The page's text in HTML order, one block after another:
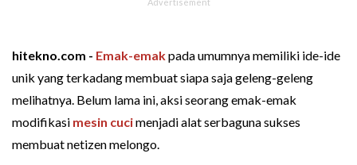
hitekno.com - Emak-emakpada umumnya memiliki ide-ide
unik yang terkadang membuat siapa saja geleng-geleng
melihatnya. Belum lama ini, aksi seorang emak-emak
modifikasi mesin cucimenjadi alat serbaguna sukses
membuat netizen melongo.